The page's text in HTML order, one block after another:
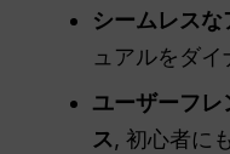
シームレス
ュアルをダ
ユーザーフ
ス, 初心者に